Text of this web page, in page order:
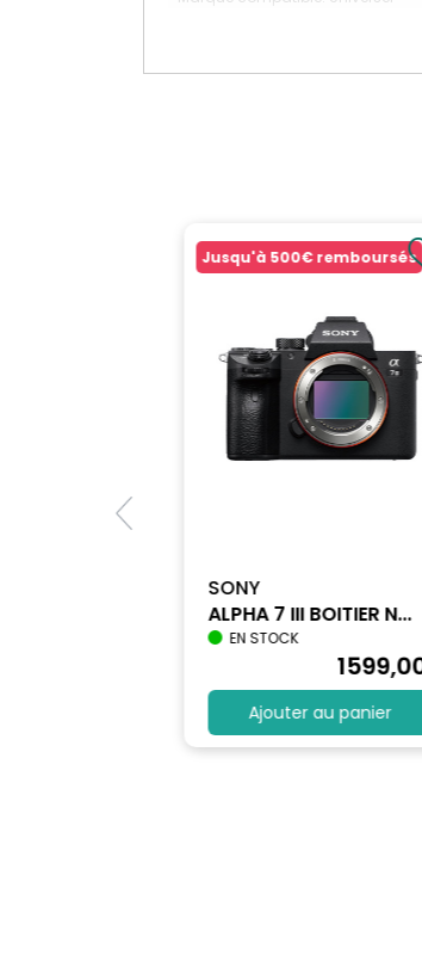
Jusqu'à 500€ remboursés
SONY
ALPHA 7 III BOITIER N...
EN STOCK
1599
Ajouter au panier